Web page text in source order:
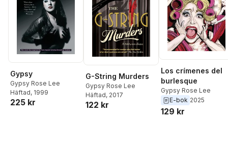
Gypsy
Gypsy Rose Lee
Häftad, 1999
225 kr
G-String Murders
Gypsy Rose Lee
Häftad, 2017
122 kr
Los crímenes del
burlesque
Gypsy Rose Lee
E-bok 2025
129 kr